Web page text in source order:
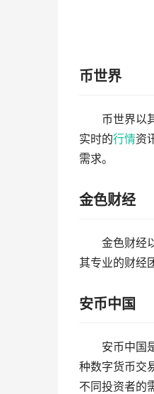
币世界
币世界以
实时的行情资
需求。
金色财经
金色财经
其专业的财经
安币中国
安币中国
种数字货币交
不同投资者的